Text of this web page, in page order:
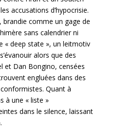
accusations d’hypocrisie.
brandie comme un gage de
sans calendrier ni
« deep state », un leitmotiv
alors que des
et Dan Bongino, censées
engluées dans des
Quant à
à une « liste »
dans le silence, laissant